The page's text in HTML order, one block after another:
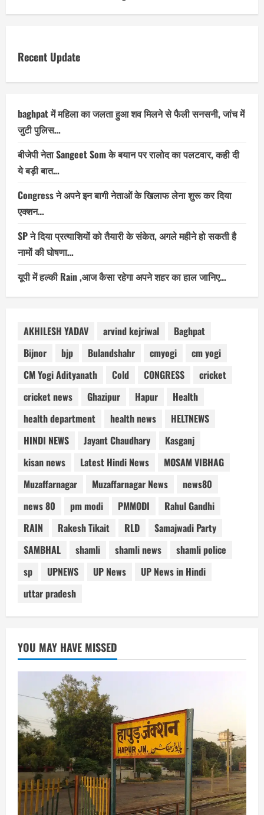
Recent Update
baghpat में महिला का जलता हुआ शव मिलने से फैली सनसनी, जांच में
जुटी पुलिस…
बीजेपी नेता Sangeet Som के बयान पर रालोद का पलटवार, कही दी
ये बड़ी बात…
Congress ने अपने इन बागी नेताओं के खिलाफ लेना शुरू कर दिया
एक्शन…
SP ने दिया प्रत्याशियों को तैयारी के संकेत, अगले महीने हो सकती है
नामों की घोषणा…
यूपी में हल्की Rain ,आज कैसा रहेगा अपने शहर का हाल जानिए…
AKHILESH YADAV arvind kejriwal
Baghpat
Bijnor
bjp Bulandshahr cmyogi
cm yogi
CM Yogi Adityanath
Cold CONGRESS
cricket
cricket news
Ghazipur Hapur
Health
health department
health news
HELTNEWS
HINDI NEWS
Jayant Chaudhary
Kasganj
kisan news
Latest Hindi News
MOSAM VIBHAG
Muzaffarnagar
Muzaffarnagar News
news80
news 80
pm modi PMMODI
Rahul Gandhi
RAIN
Rakesh Tikait RLD
Samajwadi Party
SAMBHAL
shamli shamli news
shamli police
sp
UPNEWS UP News
UP News in Hindi
uttar pradesh
YOU MAY HAVE MISSED